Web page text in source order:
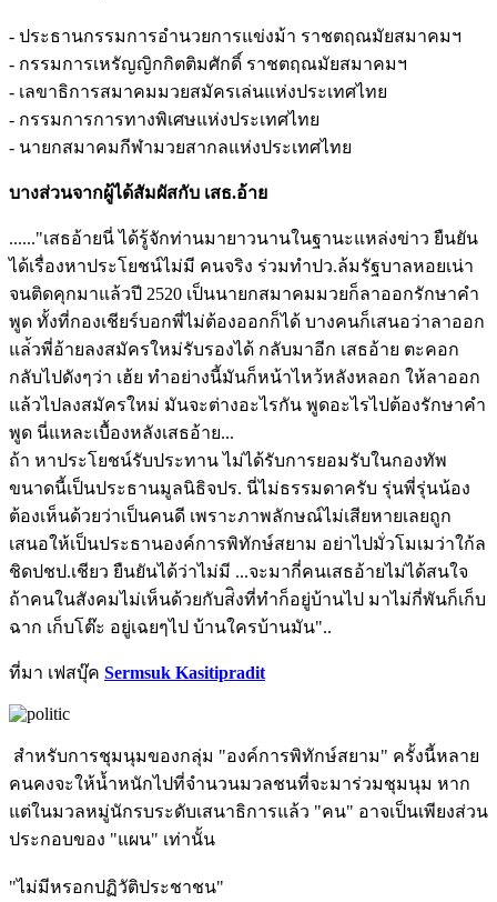
- ประธานกรรมการอำนวยการแข่งม้า ราชตฤณมัยสมาคมฯ
- กรรมการเหรัญญิกกิตติมศักดิ์ ราชตฤณมัยสมาคมฯ
- เลขาธิการสมาคมมวยสมัครเล่นแห่งประเทศไทย
- กรรมการการทางพิเศษแห่งประเทศไทย
- นายกสมาคมกีฬามวยสากลแห่งประเทศไทย
บางส่วนจากผู้ได้สัมผัสกับ เสธ.อ้าย
......"เสธอ้ายนี่ ได้รู้จักท่านมายาวนานในฐานะแหล่งข่าว ยืนยัน
ได้เรื่องหาประโยชน์ไม่มี คนจริง ร่วมทำปว.ล้มรัฐบาลหอยเน่า
จนติดคุกมาแล้วปี 2520 เป็นนายกสมาคมมวยก็ลาออกรักษาคำ
พูด ทั้งที่กองเชียร์บอกพี่ไม่ต้องออกก็ได้ บางคนก็เสนอว่าลาออก
แล่้วพี่อ้ายลงสมัครใหม่รับรองได้ กลับมาอีก เสธอ้าย ตะคอก
กลับไปดังๆว่า เฮ้ย ทำอย่างนี้มันก็หน้าไหว้หลังหลอก ให้ลาออก
แล้วไปลงสมัครใหม่ มันจะต่างอะไรกัน พูดอะไรไปต้องรักษาคำ
พูด นี่แหละเบื้องหลังเสธอ้าย...
ถ้า หาประโยชน์รับประทาน ไม่ได้รับการยอมรับในกองทัพ
ขนาดนี้เป็นประธานมูลนิธิจปร. นี่ไม่ธรรมดาครับ รุ่นพี่รุ่นน้อง
ต้องเห็นด้วยว่าเป็นคนดี เพราะภาพลักษณ์ไม่เสียหายเลยถูก
เสนอให้เป็นประธานองค์การพิทักษ์สยาม อย่าไปมั่วโมเมว่าใก้ล
ชิดปชป.เชียว ยืนยันได้ว่าไม่มี ...จะมากี่คนเสธอ้ายไม่ได้สนใจ
ถ้าคนในสังคมไม่เห็นด้วยกับส่ิงที่ทำก็อยู่บ้านไป มาไม่กี่พันก็เก็บ
ฉาก เก็บโต๊ะ อยู่เฉยๆไป บ้านใครบ้านมัน"..
ที่มา เฟสบุ๊ค Sermsuk Kasitipradit
สำหรับการชุมนุมของกลุ่ม "องค์การพิทักษ์สยาม" ครั้งนี้หลาย
คนคงจะให้น้ำหนักไปที่จำนวนมวลชนที่จะมาร่วมชุมนุม หาก
แต่ในมวลหมู่นักรบระดับเสนาธิการแล้ว "คน" อาจเป็นเพียงส่วน
ประกอบของ "แผน" เท่านั้น
"ไม่มีหรอกปฏิวัติประชาชน"